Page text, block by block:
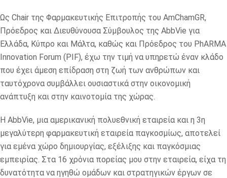
Ως Chair της Φαρμακευτικής Επιτροπής του AmChamGR,
Πρόεδρος και Διευθύνουσα Σύμβουλος της AbbVie για
Ελλάδα, Κύπρο και Μάλτα, καθώς και Πρόεδρος του PhARMA
Innovation Forum (PIF), έχω την τιμή να υπηρετώ έναν κλάδο
που έχει άμεση επίδραση στη ζωή των ανθρώπων και
ταυτόχρονα συμβάλλει ουσιαστικά στην οικονομική
ανάπτυξη και στην καινοτομία της χώρας.
Η AbbVie, μια αμερικανική πολυεθνική εταιρεία και η 3η
μεγαλύτερη φαρμακευτική εταιρεία παγκοσμίως, αποτελεί
για εμένα χώρο δημιουργίας, εξέλιξης και παγκόσμιας
εμπειρίας. Στα 16 χρόνια πορείας μου στην εταιρεία, είχα τη
δυνατότητα να ηγηθώ ομάδων και στρατηγικών έργων σε